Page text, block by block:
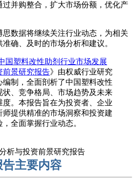
过并购整合，扩大市场份额，优化产
思数据将继续关注行业动态，为相关
确、及时的市场分析和建议。
国塑料改性助剂行业市场发展
前景研究报告》由权威行业研究
编制，全面剖析了中国塑料改性
状、竞争格局、市场趋势及未来
度。本报告旨在为投资者、企业
师提供精准的市场洞察和投资建
全面掌握行业动态。
析与投资前景研究报告
告主要内容